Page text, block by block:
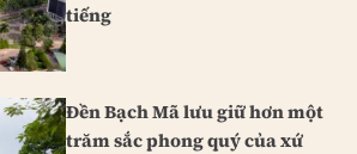
tiếng
Đền Bạch Mã lưu giữ hơn một
trăm sắc phong quý của xứ